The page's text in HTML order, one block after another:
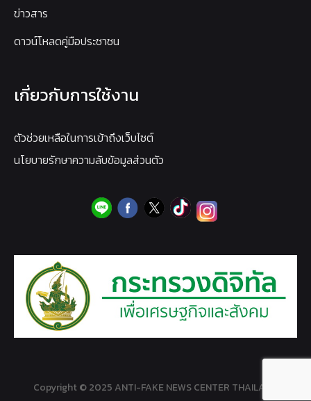
ข่าวสาร
ดาวน์โหลดคู่มือประชาชน
เกี่ยวกับการใช้งาน
ตัวช่วยเหลือในการเข้าถึงเว็บไซต์
นโยบายรักษาความลับข้อมูลส่วนตัว
Copyright © 2025 ANTI-FAKE NEWS CENTER THAILAND